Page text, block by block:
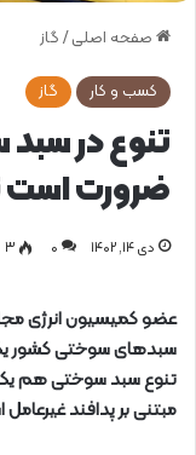
صفحه اصلی / گاز
کسب و کار گاز
تنوع در
ضرورت است
دی ۱۴, ۱۴۰۲ 0 ۳
عضو کمیسیون انرژی
سبدهای سوختی کشور
تنوع سبد سوختی هم
مبتنی بر پدافند